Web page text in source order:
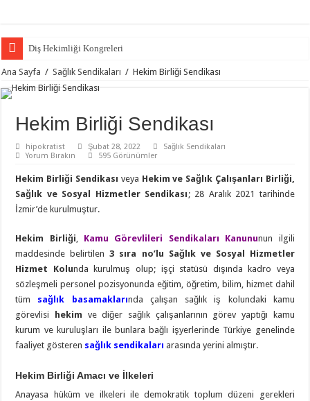
Diş Hekimliği Kongreleri
Ana Sayfa / Sağlık Sendikaları / Hekim Birliği Sendikası
Hekim Birliği Sendikası
hipokratist Şubat 28, 2022
Sağlık Sendikaları
Yorum Bırakın
595 Görünümler
Hekim Birliği Sendikası veya Hekim ve Sağlık Çalışanları Birliği,
Sağlık ve Sosyal Hizmetler Sendikası ; 28 Aralık 2021 tarihinde
İzmir’de kurulmuştur.
Hekim Birliği, Kamu Görevlileri Sendikaları Kanununun ilgili
maddesinde belirtilen3 sıra no’lu Sağlık ve Sosyal Hizmetler
Hizmet Kolunda kurulmuş olup; işçi statüsü dışında kadro veya
sözleşmeli personel pozisyonunda eğitim, öğretim, bilim, hizmet dahil
tüm sağlık basamaklarında çalışan sağlık iş kolundaki kamu
görevlisi
hekim ve diğer sağlık çalışanlarının görev yaptığı kamu
kurum ve kuruluşları ile bunlara bağlı işyerlerinde Türkiye genelinde
faaliyet gösteren sağlık sendikaları arasında yerini almıştır.
Hekim Birliği Amacı ve İlkeleri
Anayasa hüküm ve ilkeleri ile demokratik toplum düzeni gerekleri